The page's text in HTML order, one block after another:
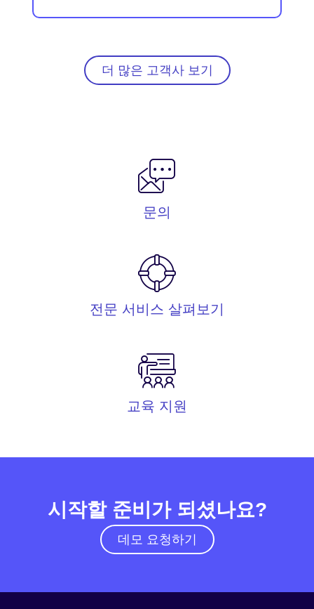
더 많은 고객사 보기
문의
전문 서비스 살펴보기
교육 지원
시작할 준비가 되셨나요?
데모 요청하기